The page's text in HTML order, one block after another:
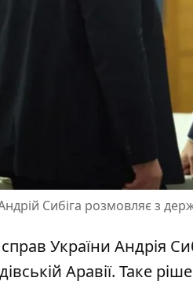
Сибіга розмовляє з
України Андрія
Аравії. Таке